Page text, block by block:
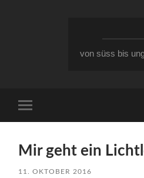
von süss bis
Menü
Mir geht ein
11. OKTOBER 2016